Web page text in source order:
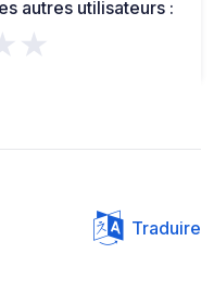
autres utilisateurs :
Traduire